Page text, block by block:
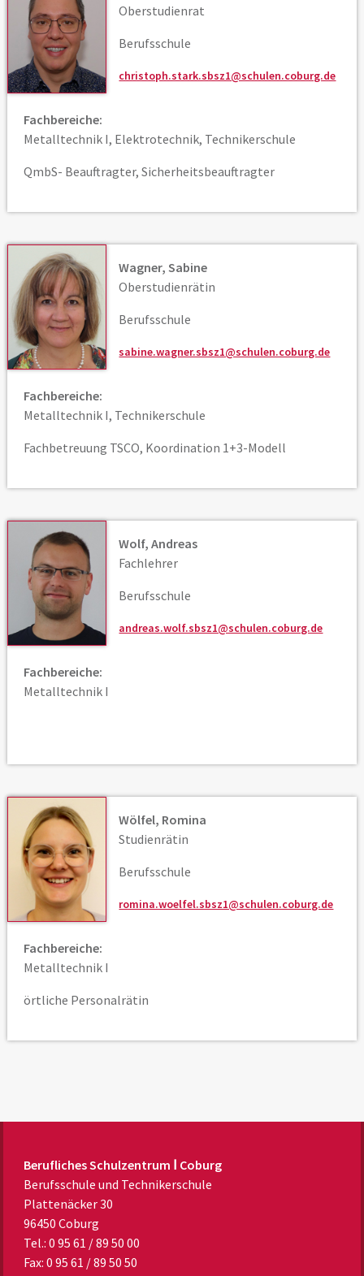
Oberstudienrat
Berufsschule
christoph.stark.sbsz1@schulen.coburg.de
Fachbereiche:
Metalltechnik I, Elektrotechnik, Technikerschule
QmbS- Beauftragter, Sicherheitsbeauftragter
Wagner, Sabine
Oberstudienrätin
Berufsschule
sabine.wagner.sbsz1@schulen.coburg.de
Fachbereiche:
Metalltechnik I, Technikerschule
Fachbetreuung TSCO, Koordination 1+3-Modell
Wolf, Andreas
Fachlehrer
Berufsschule
andreas.wolf.sbsz1@schulen.coburg.de
Fachbereiche:
Metalltechnik I
Wölfel, Romina
Studienrätin
Berufsschule
romina.woelfel.sbsz1@schulen.coburg.de
Fachbereiche:
Metalltechnik I
örtliche Personalrätin
Berufliches Schulzentrum Ⅰ Coburg
Berufsschule und Technikerschule
Plattenäcker 30
96450 Coburg
Tel.: 0 95 61 / 89 50 00
Fax: 0 95 61 / 89 50 50